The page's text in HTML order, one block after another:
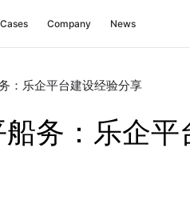
Cases Company News
：乐企平台建设经验分享
务：乐企平